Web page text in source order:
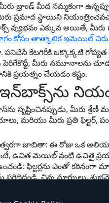
బ్రాండ్ మీద నమ్మకంగా
ప్రమాద స్థాయిని
ఎక్కువ అయితే, మీరు
కోసం తాత్కాలిక ఇమెయిల్
పనిచేసే కేటగిరీకి ఒక్కొక్కటి
మీరు నమూనాలను
ప్రయత్నం చేయడం కష్టం.
ఇన్‌బాక్స్‌ను
సృష్టించినప్పుడు, మీరు
మరియు మీరు ప్రతి ఫిల్టర్,
జాబితా: ఈ రోజు ఒక
ఉచిత మెయిల్ వంటి ఉచితై
ఫిల్టర్లను ఎంతో
చిన్న మార్పులు,